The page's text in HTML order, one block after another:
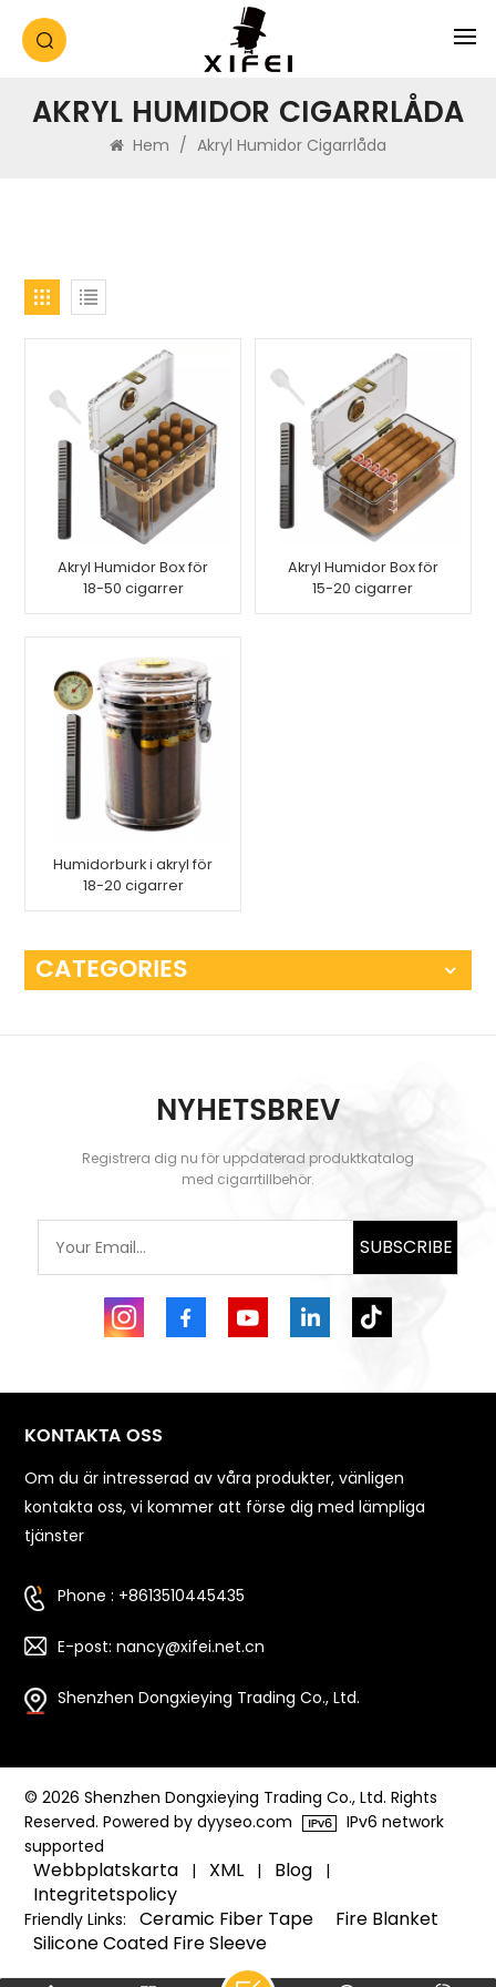
AKRYL HUMIDOR CIGARRLÅDA
Hem / Akryl Humidor Cigarrlåda
Akryl Humidor Box för
18-50 cigarrer
Akryl Humidor Box för
15-20 cigarrer
Humidorburk i akryl för
18-20 cigarrer
CATEGORIES
NYHETSBREV
Registrera dig nu för uppdaterad produktkatalog
med cigarrtillbehör.
SUBSCRIBE
KONTAKTA OSS
Om du är intresserad av våra produkter, vänligen
kontakta oss, vi kommer att förse dig med lämpliga
tjänster
Phone : +8613510445435
E-post: nancy@xifei.net.cn
Shenzhen Dongxieying Trading Co., Ltd.
© 2026 Shenzhen Dongxieying Trading Co., Ltd. Rights
Reserved. Powered by dyyseo.com
IPv6 network
supported
Webbplatskarta | XML | Blog |
Integritetspolicy
Friendly Links: Ceramic Fiber Tape
Fire Blanket
Silicone Coated Fire Sleeve